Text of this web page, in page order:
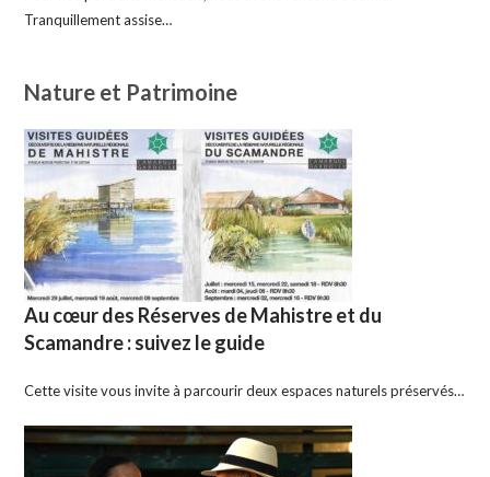
Tranquillement assise…
Nature et Patrimoine
Au cœur des Réserves de Mahistre et du
Scamandre : suivez le guide
Cette visite vous invite à parcourir deux espaces naturels préservés…